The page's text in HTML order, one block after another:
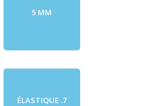
5 MM
ÉLASTIQUE .7